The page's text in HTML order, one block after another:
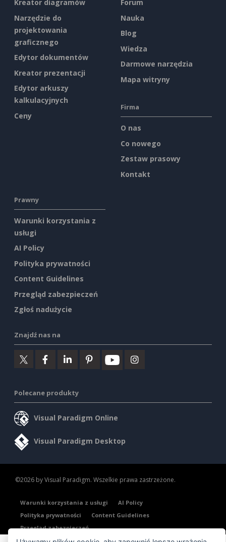
Kreator diagramów
Narzędzie do
projektowania
graficznego
Edytor dokumentów
Kreator prezentacji
Edytor arkuszy
kalkulacyjnych
Ceny
Forum
Nauka
Blog
Wiedza
Darmowe narzędzia
Mapa witryny
Firma
O nas
Co nowego
Zestaw prasowy
Kontakt
Prawny
Warunki korzystania z
usługi
AI Policy
Polityka prywatności
Content Guidelines
Przegląd zabezpieczeń
Zgłoś nadużycie
Znajdź nas na
Polecane produkty
Visual Paradigm Online
Visual Paradigm Desktop
©2026 by Visual Paradigm. Wszelkie prawa zastrzeżone.
Warunki korzystania z usługi
AI Policy
Polityka prywatności
Content Guidelines
Przegląd zabezpieczeń